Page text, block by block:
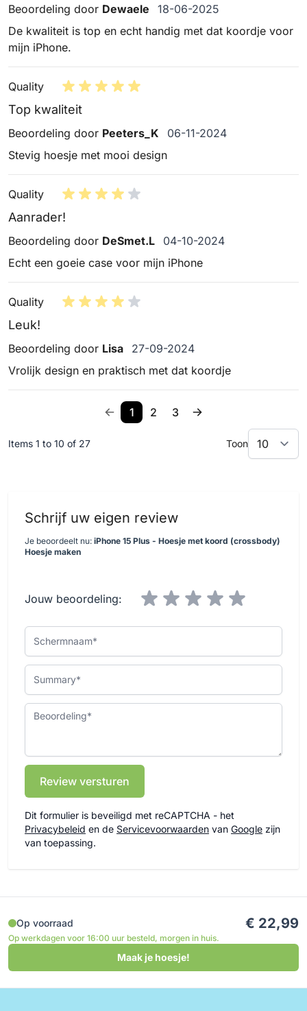
Beoordeling door Dewaele 18 juni 2025
18-06-2025
De kwaliteit is top en echt handig met dat koordje voor
mijn iPhone.
Quality
Top kwaliteit
Beoordeling door Peeters_K 6 november 2024
06-11-2024
Stevig hoesje met mooi design
Quality
Aanrader!
Beoordeling door DeSmet.L 4 oktober 2024
04-10-2024
Echt een goeie case voor mijn iPhone
Quality
Leuk!
Beoordeling door Lisa 27 september 2024
27-09-2024
Vrolijk design en praktisch met dat koordje
1 2 3
Items 1 to 10 of 27 Toon
Schrijf uw eigen review
Je beoordeelt nu: iPhone 15 Plus - Hoesje met koord (crossbody)
Hoesje maken
Jouw beoordeling:
Schermnaam
Summary
Beoordeling
Review versturen
Dit formulier is beveiligd met reCAPTCHA - het
Privacybeleid en de Servicevoorwaarden van Google zijn
van toepassing.
Op voorraad € 22,99
Op werkdagen voor 16:00 uur besteld, morgen in huis.
Maak je hoesje!